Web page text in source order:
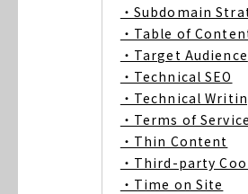
・Subdomain
・Table of
・Target Audience
・Technical SEO
・Technical
・Terms of Service
・Thin Content
・Third-party
・Time on Site